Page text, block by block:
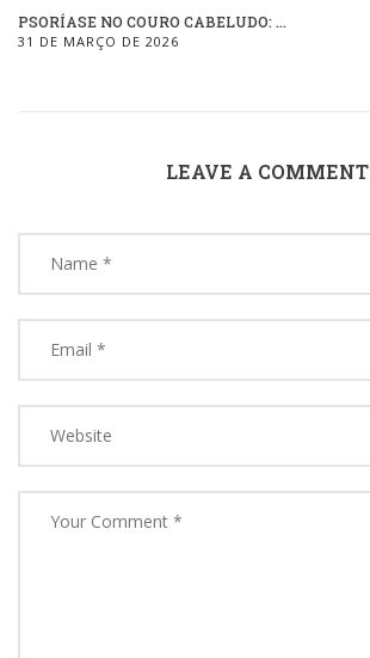
PSORÍASE NO COURO CABELUDO: ...
31 DE MARÇO DE 2026
LEAVE A COMMENT